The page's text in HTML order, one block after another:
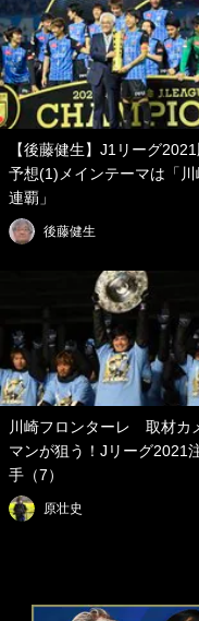
【後藤健生】J1リーグ
予想(1)メインテーマは「川
連覇」
後藤健生
川崎フロンターレ 取材カ
マンが狙う！Jリーグ2021
手（7）
原壮史